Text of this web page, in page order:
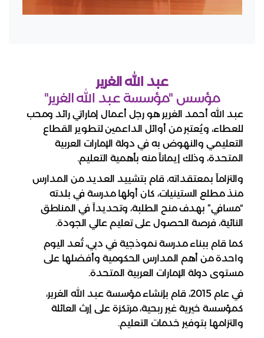
عبد الله الغرير
مؤسس "مؤسسة عبد الله الغرير"
عبد الله أحمد الغرير هو رجل أعمال إماراتي رائد ومحب
للعطاء، ويُعتبر من أوائل الداعمين لتطوير القطاع
التعليمي والنهوض به في دولة الإمارات العربية
المتحدة، وذلك إيماناً منه بأهمية التعليم.
والتزاماً بمعتقداته، قام بتشييد العديد من المدارس
منذ مطلع الستينيات، كان أولها مدرسة في بلدته
“مسافي” بهدف منح الطلبة، وتحديداً في المناطق
النائية، فرصة الحصول على تعليم عالي الجودة.
كما قام ببناء مدرسة نموذجية في دبي، تُعد اليوم
واحدة من أهم المدارس الحكومية وأفضلها على
مستوى دولة الإمارات العربية المتحدة.
في عام 2015، قام بإنشاء مؤسسة عبد الله الغرير،
كمؤسسة خيرية غير ربحية، مرتكزة على إرث العائلة
والتزامها بتوفير خدمات التعليم.